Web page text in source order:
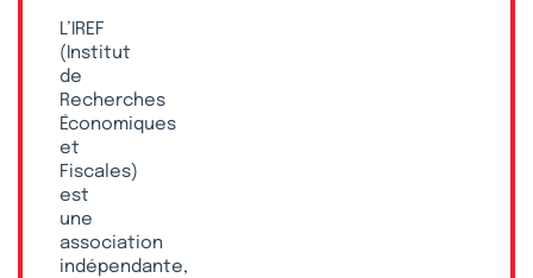
L’IREF
(Institut
de
Recherches
Économiques
et
Fiscales)
est
une
association
indépendante,